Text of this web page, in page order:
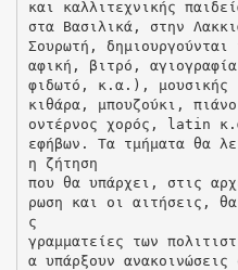
και καλλιτεχνικής
στα Βασιλικά, στην
Σουρωτή,
αφική, βιτρό,
φιδωτό, κ.α.), μουσικής
κιθάρα, μπουζούκι,
οντέρνος χορός, latin
εφήβων. Τα τμήματα θα
η ζήτηση
που θα υπάρχει, στις
ρωση και οι αιτήσεις,
ς
γραμματείες των
α υπάρξουν